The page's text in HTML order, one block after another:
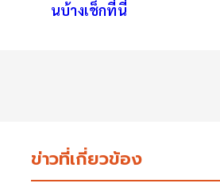
นบ้างเช็กที่นี่
ข่าวที่เกี่ยวข้อง